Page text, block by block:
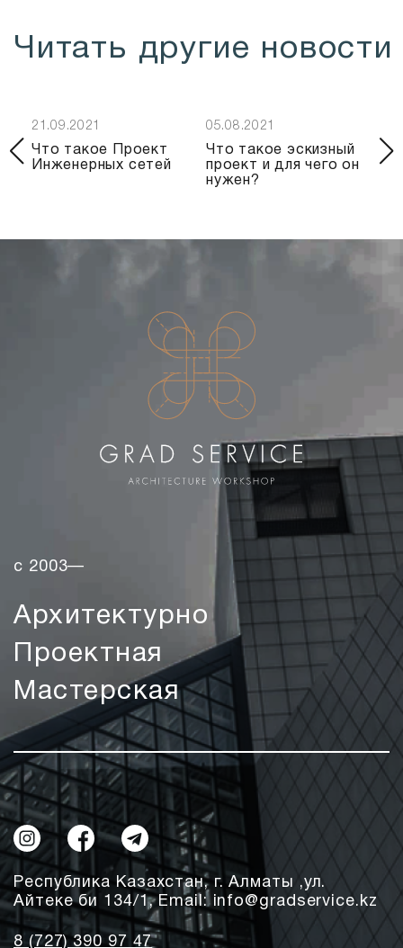
Читать другие новости
21.09.2021
Что такое Проект
Инженерных сетей
05.08.2021
Что такое эскизный
проект и для чего он
нужен?
с 2003—
Архитектурно
Проектная
Мастерская
Республика Казахстан, г. Алматы ,ул.
Айтеке би 134/1, Email: info@gradservice.kz
8 (727) 390 97 47